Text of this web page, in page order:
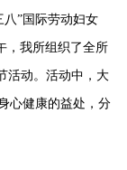
八”国际劳动妇女
，我所组织了全所
活动。活动中，大
心健康的益处，分